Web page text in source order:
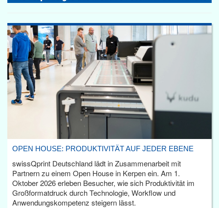
OPEN HOUSE: PRODUKTIVITÄT AUF JEDER EBENE
swissQprint Deutschland lädt in Zusammenarbeit mit
Partnern zu einem Open House in Kerpen ein. Am 1.
Oktober 2026 erleben Besucher, wie sich Produktivität im
Großformatdruck durch Technologie, Workflow und
Anwendungskompetenz steigern lässt.